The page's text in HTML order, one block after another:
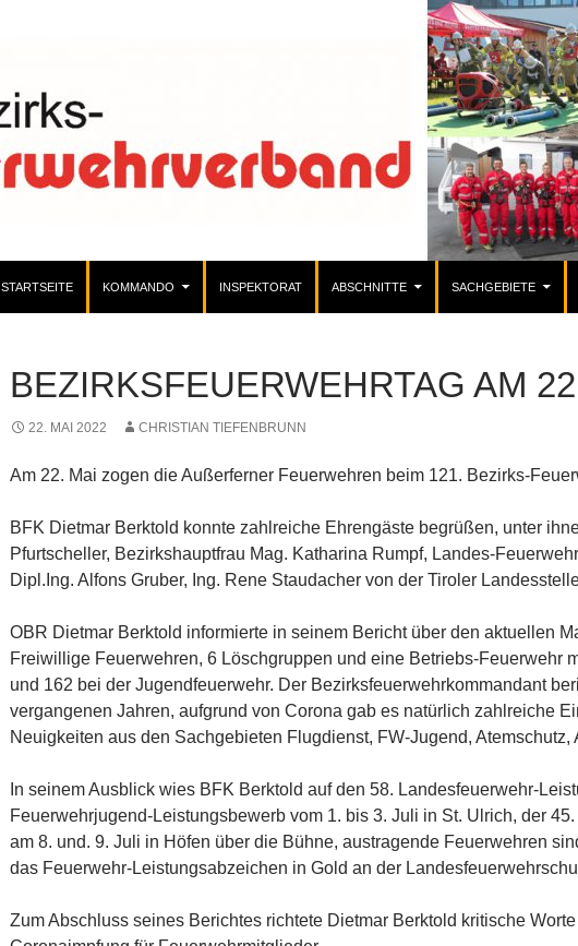
STARTSEITE KOMMANDO INSPEKTORAT ABSCHNITTE SACHGEBIETE
BEZIRKSFEUERWEHRTAG AM
22. MAI 2022 CHRISTIAN TIEFENBRUNN
Am 22. Mai zogen die Außerferner Feuerwehren beim 121. Bezirks-
BFK Dietmar Berktold konnte zahlreiche Ehrengäste begrüßen, unter
Pfurtscheller, Bezirkshauptfrau Mag. Katharina Rumpf, Landes-
Dipl.Ing. Alfons Gruber, Ing. Rene Staudacher von der Tiroler
OBR Dietmar Berktold informierte in seinem Bericht über den aktuellen
Freiwillige Feuerwehren, 6 Löschgruppen und eine Betriebs-Feuerwehr
und 162 bei der Jugendfeuerwehr. Der Bezirksfeuerwehrkommandant
vergangenen Jahren, aufgrund von Corona gab es natürlich zahlreiche
Neuigkeiten aus den Sachgebieten Flugdienst, FW-Jugend,
In seinem Ausblick wies BFK Berktold auf den 58. Landesfeuerwehr-
Feuerwehrjugend-Leistungsbewerb vom 1. bis 3. Juli in St. Ulrich, der
am 8. und. 9. Juli in Höfen über die Bühne, austragende Feuerwehren
das Feuerwehr-Leistungsabzeichen in Gold an der
Zum Abschluss seines Berichtes richtete Dietmar Berktold kritische